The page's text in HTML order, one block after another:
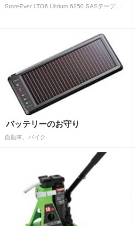
StoreEver LTO6 Ultrium 6250 SASテープドライブ(内蔵型)
バッテリーのお守り
自動車、バイク